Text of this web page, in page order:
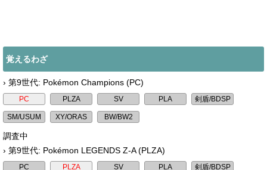
覚えるわざ
› 第9世代: Pokémon Champions (PC)
調査中
› 第9世代: Pokémon LEGENDS Z-A (PLZA)